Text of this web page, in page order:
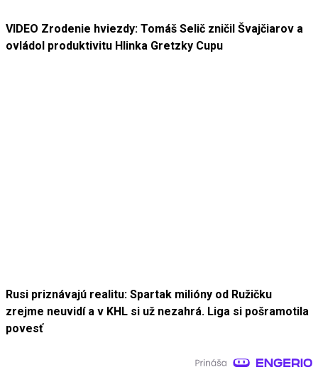
VIDEO Zrodenie hviezdy: Tomáš Selič zničil Švajčiarov a
ovládol produktivitu Hlinka Gretzky Cupu
Rusi priznávajú realitu: Spartak milióny od Ružičku
zrejme neuvidí a v KHL si už nezahrá. Liga si pošramotila
povesť